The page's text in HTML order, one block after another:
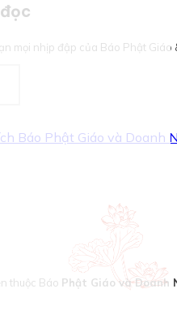
mọi nhịp đập của Báo Phật Giáo
Báo Phật Giáo và Doanh
thuộc Báo Phật Giáo và Doanh